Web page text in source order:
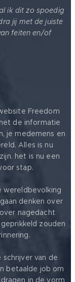
ik dit zo spoedig
jij met de juiste
feiten en/of
Freedom
de informatie
je medemens en
Alles is nu
het is nu een
stap.
wereldbevolking
denken over
nagedacht
zouden
schrijver van de
betaalde job om
in de vorm